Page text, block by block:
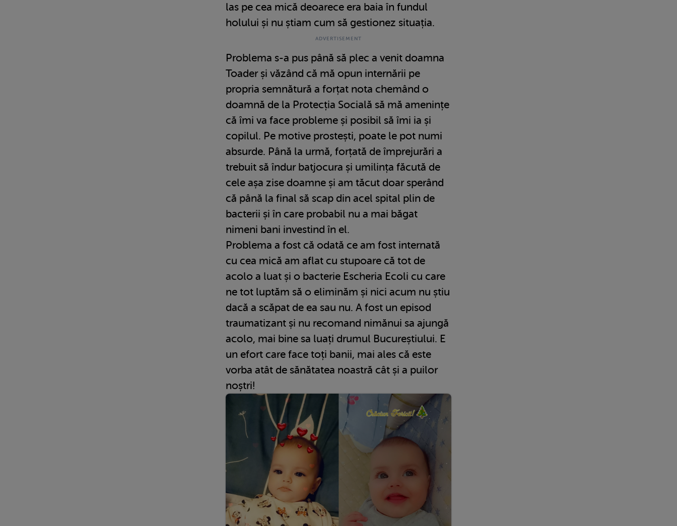
las pe cea mică deoarece era baia în fundul
holului și nu știam cum să gestionez situația.
Problema s-a pus până să plec a venit doamna
Toader și văzând că mă opun internării pe
propria semnătură a forțat nota chemând o
doamnă de la Protecția Socială să mă amenințe
că îmi va face probleme și posibil să îmi ia și
copilul. Pe motive prostești, poate le pot numi
absurde. Până la urmă, forțată de împrejurări a
trebuit să îndur batjocura și umilința făcută de
cele așa zise doamne și am tăcut doar sperând
că până la final să scap din acel spital plin de
bacterii și în care probabil nu a mai băgat
nimeni bani investind în el.
Problema a fost că odată ce am fost internată
cu cea mică am aflat cu stupoare că tot de
acolo a luat și o bacterie Escheria Ecoli cu care
ne tot luptăm să o eliminăm și nici acum nu știu
dacă a scăpat de ea sau nu. A fost un episod
traumatizant și nu recomand nimănui sa ajungă
acolo, mai bine sa luați drumul Bucureștiului. E
un efort care face toți banii, mai ales că este
vorba atât de sănătatea noastră cât și a puilor
noștri!